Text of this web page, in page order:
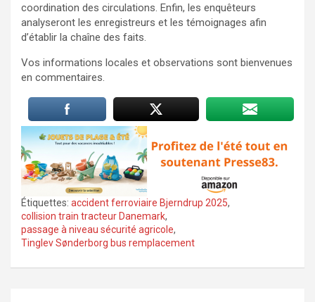
coordination des circulations. Enfin, les enquêteurs
analyseront les enregistreurs et les témoignages afin
d’établir la chaîne des faits.
Vos informations locales et observations sont bienvenues
en commentaires.
Étiquettes: accident ferroviaire Bjerndrup 2025,
collision train tracteur Danemark,
passage à niveau sécurité agricole,
Tinglev Sønderborg bus remplacement